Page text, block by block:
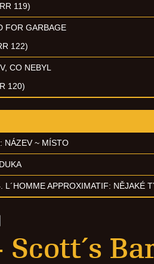
119)
FOR GARBAGE
122)
CO NEBYL
120)
NÁZEV ~ MÍSTO
L´HOMME APPROXIMATIF: NĚJAKÉ
Scott´s